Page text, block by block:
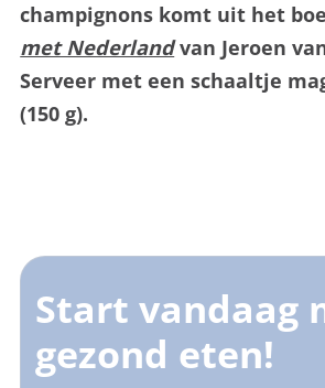
champignons komt uit het
met Nederlandvan Jeroen
Serveer met een schaaltje
(150 g).
Start vandaag
gezond eten!